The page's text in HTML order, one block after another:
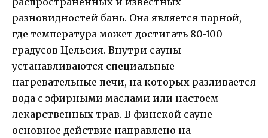
разновидностей бань. Она является парной,
где температура может достигать 80-100
градусов Цельсия. Внутри сауны
устанавливаются специальные
нагревательные печи, на которых разливается
вода с эфирными маслами или настоем
лекарственных трав. В финской сауне
основное действие направлено на